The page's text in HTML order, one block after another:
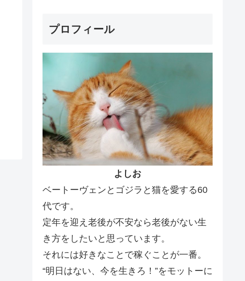
プロフィール
よしお
ベートーヴェンとゴジラと猫を愛する60
代です。
定年を迎え老後が不安なら老後がない生
き方をしたいと思っています。
それには好きなことで稼ぐことが一番。
“明日はない、今を生きろ！”をモットーに